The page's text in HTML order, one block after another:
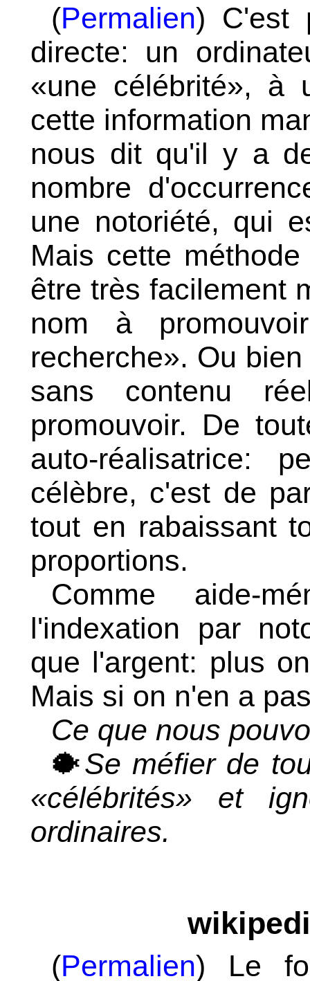
(Permalien) C'est
directe: un
«une célébrité», à
cette information
nous dit qu'il y a
nombre
une notoriété, qui
Mais cette
être très facilement
nom à
recherche». Ou
sans contenu
promouvoir. De
auto-réalisatrice:
célèbre, c'est de
tout en rabaissant
proportions.
Comme aide-
l'indexation par
que l'argent: plus
Mais si on n'en a
Ce que nous
🐡Se méfier de
«célébrités» et
ordinaires.
(Permalien) Le